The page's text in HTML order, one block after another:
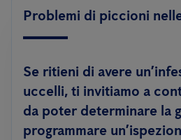
Problemi di piccioni
Se ritieni di avere
uccelli, ti invitiamo a
da poter determinare la
programmare